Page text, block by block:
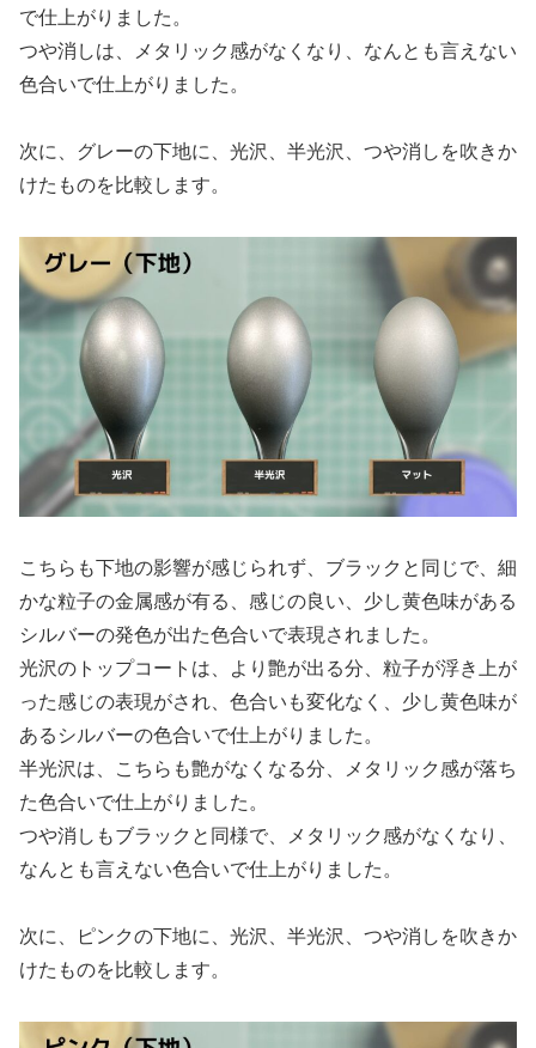
で仕上がりました。
つや消しは、メタリック感がなくなり、なんとも言えない
色合いで仕上がりました。
次に、グレーの下地に、光沢、半光沢、つや消しを吹きか
けたものを比較します。
こちらも下地の影響が感じられず、ブラックと同じで、細
かな粒子の金属感が有る、感じの良い、少し黄色味がある
シルバーの発色が出た色合いで表現されました。
光沢のトップコートは、より艶が出る分、粒子が浮き上が
った感じの表現がされ、色合いも変化なく、少し黄色味が
あるシルバーの色合いで仕上がりました。
半光沢は、こちらも艶がなくなる分、メタリック感が落ち
た色合いで仕上がりました。
つや消しもブラックと同様で、メタリック感がなくなり、
なんとも言えない色合いで仕上がりました。
次に、ピンクの下地に、光沢、半光沢、つや消しを吹きか
けたものを比較します。